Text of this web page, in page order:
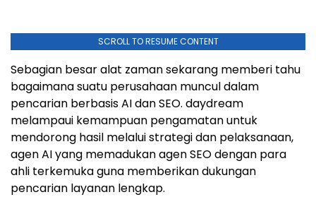
SCROLL TO RESUME CONTENT
Sebagian besar alat zaman sekarang memberi tahu
bagaimana suatu perusahaan muncul dalam
pencarian berbasis AI dan SEO. daydream
melampaui kemampuan pengamatan untuk
mendorong hasil melalui strategi dan pelaksanaan,
agen AI yang memadukan agen SEO dengan para
ahli terkemuka guna memberikan dukungan
pencarian layanan lengkap.